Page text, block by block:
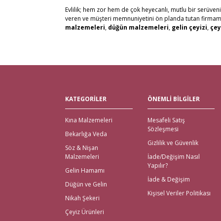
Evlilik; hem zor hem de çok heyecanlı, mutlu bir
veren ve müşteri memnuniyetini ön planda tutan
malzemeleri, düğün malzemeleri, gelin çeyizi,
olanaklarımızla müşteri memnuniyetini en üst
Nikah Şekeri ve En
için en doğru adres elbette
için kapıda ödeme imkanı ile beraber yalnızca çeyiz
bekarlığa veda partisi malzemeleriiçin de kapıda
içinde teslimat yapılmaktadır.
İhtiyacınız Olan Tüm
Gelince Alışveriş üzerinden ihtiyacınız olan tüm kına
kına kutuları, ekonomik setler, mezuniyet kına gecesi,
En Eğlenceli Bekarlığa
KATEGORİLER
Kına Malzemeleri
Bekarlığa Veda
Söz & Nişan
Malzemeleri
Gelin Hamamı
Düğün ve Gelin
Nikah Şekeri
Çeyiz Ürünleri
ÖNEMLİ BİLGİLER
Mesafeli Satış
Sözleşmesi
Gizlilik ve Güvenlik
İade/Değişim Nasıl
Yapılır?
İade & Değişim
Kişisel Veriler Politikası